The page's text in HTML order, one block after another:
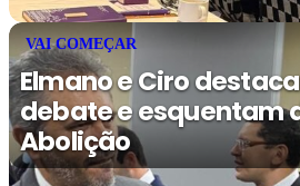
VAI COMEÇAR
Elmano e Ciro
debate e esquentam
Abolição